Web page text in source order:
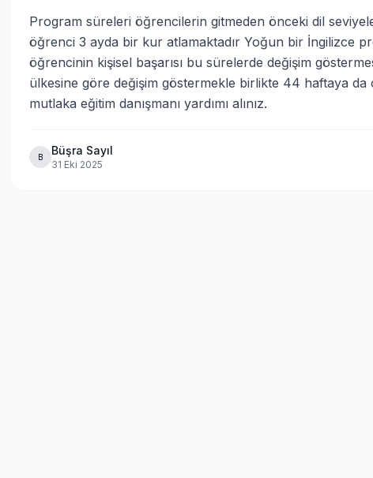
Program süreleri öğrencilerin gitmeden önceki dil
öğrenci 3 ayda bir kur atlamaktadır Yoğun bir İngilizce
öğrencinin kişisel başarısı bu sürelerde değişim
ülkesine göre değişim göstermekle birlikte 44 haftaya da
mutlaka eğitim danışmanı yardımı alınız.
B Büşra Sayıl
31 Eki 2025